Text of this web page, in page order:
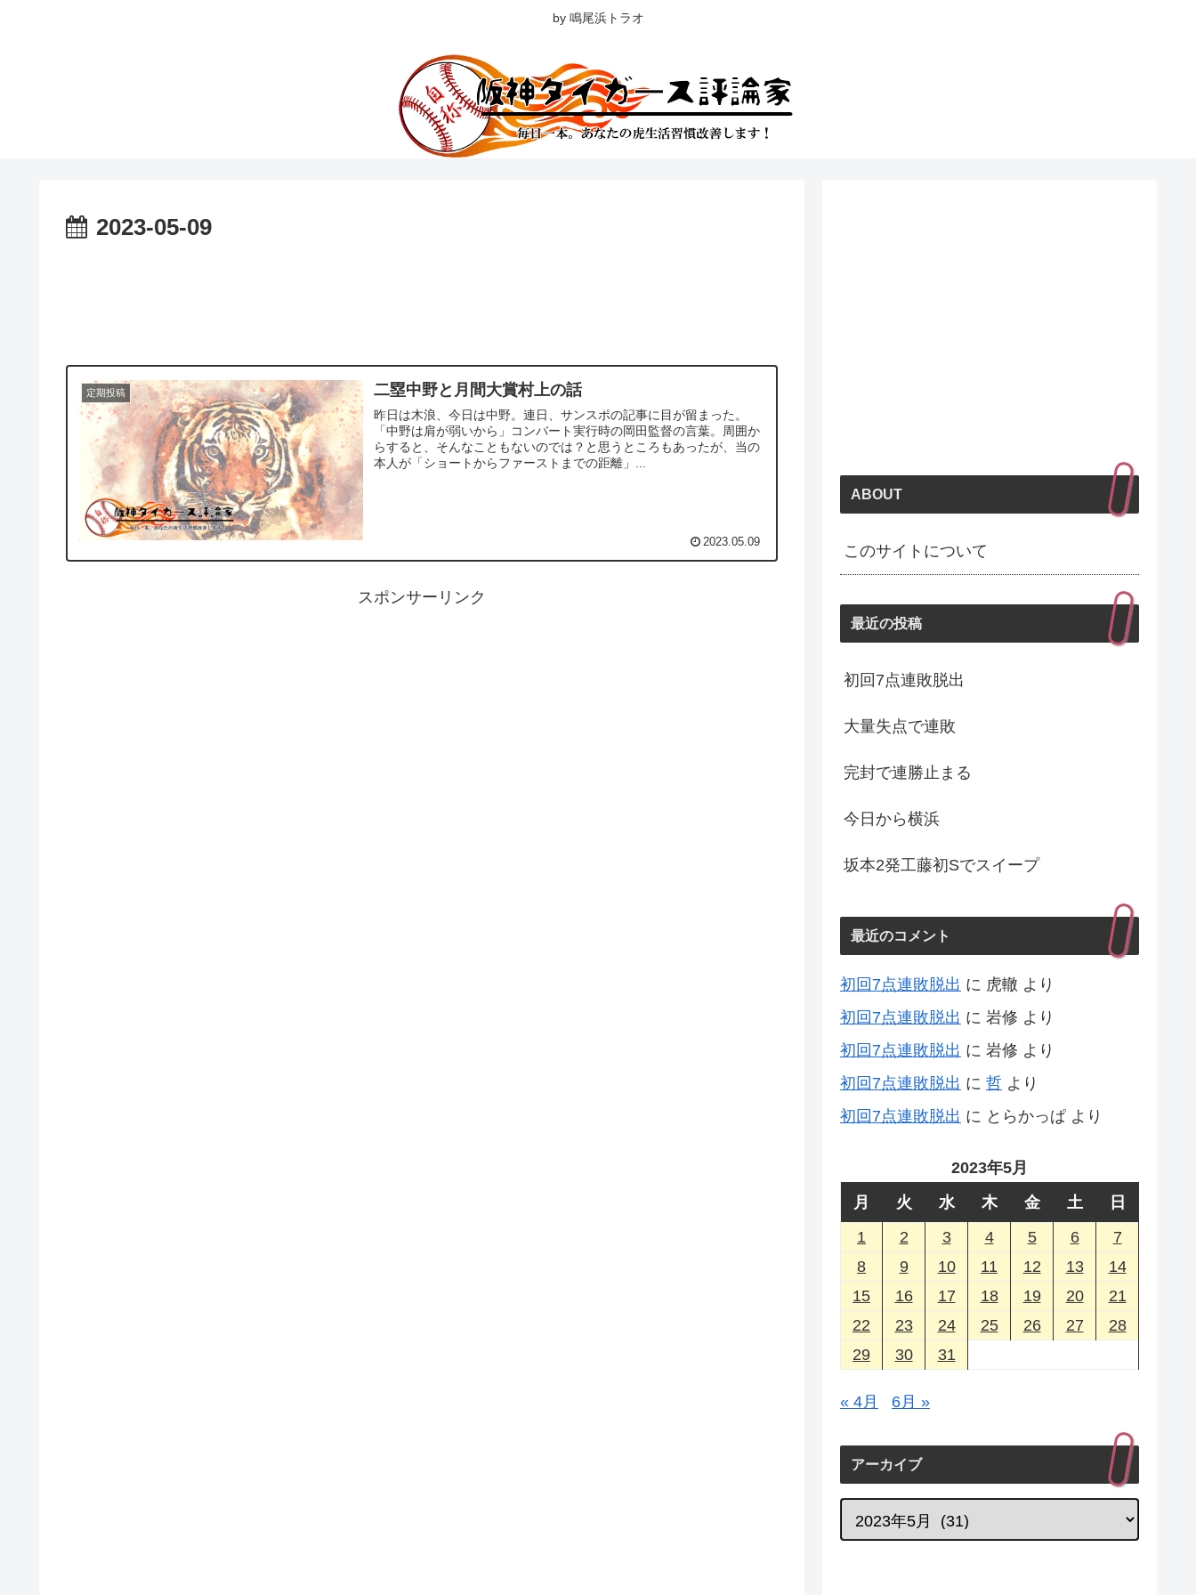
by 鳴尾浜トラオ
2023-05-09
定期投稿 二塁中野と月間大賞村上の話
昨日は木浪、今日は中野。連日、サンスポの記事に目が留まった。
「中野は肩が弱いから」コンバート実行時の岡田監督の言葉。周囲か
らすると、そんなこともないのでは？と思うところもあったが、当の
本人が「ショートからファーストまでの距離」...
2023.05.09
スポンサーリンク
ABOUT
このサイトについて
最近の投稿
初回7点連敗脱出
大量失点で連敗
完封で連勝止まる
今日から横浜
坂本2発工藤初Sでスイープ
最近のコメント
初回7点連敗脱出 に 虎轍 より
初回7点連敗脱出 に 岩修 より
初回7点連敗脱出 に 岩修 より
初回7点連敗脱出 に 哲 より
初回7点連敗脱出 に とらかっぱ より
2023年5月
月
火 水 木 金 土
日
1
2 3 4 5 6
7
8
9 10 11 12 13
14
15
16 17 18 19 20
21
22
23 24 25 26 27
28
29
30 31
« 4月 6月 »
アーカイブ